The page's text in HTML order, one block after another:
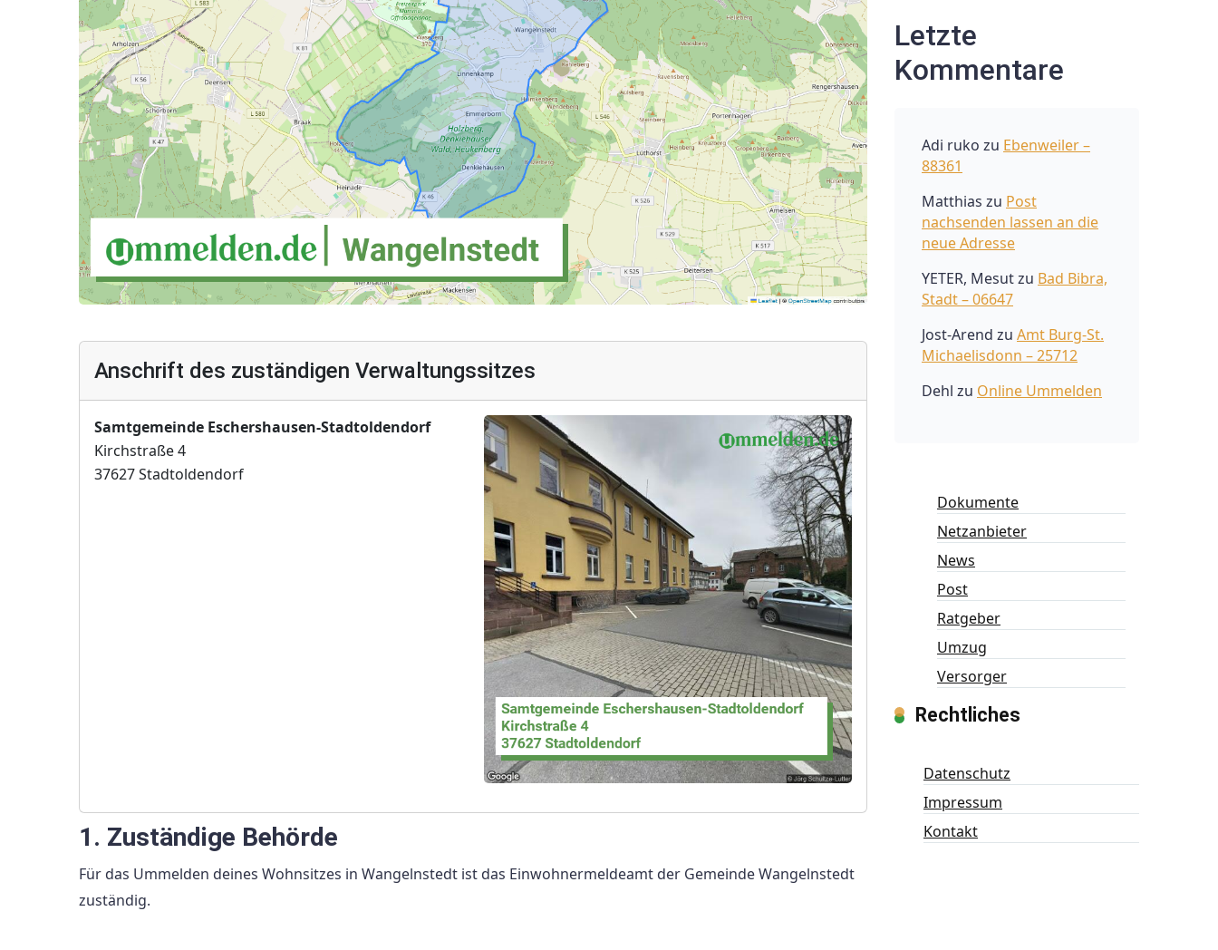
Anschrift des zuständigen Verwaltungssitzes
Samtgemeinde Eschershausen-Stadtoldendorf
Kirchstraße 4
37627 Stadtoldendorf
1. Zuständige Behörde
Für das Ummelden deines Wohnsitzes in Wangelnstedt ist das Einwohnermeldeamt der Gemeinde Wangelnstedt
zuständig.
Letzte
Kommentare
Adi ruko zu Ebenweiler –
88361
Matthias zu Post
nachsenden lassen an die
neue Adresse
YETER, Mesutzu Bad Bibra,
Stadt – 06647
Jost-Arend zu Amt Burg-St.
Michaelisdonn – 25712
Dehl zu Online Ummelden
Dokumente
Netzanbieter
News
Post
Ratgeber
Umzug
Versorger
Rechtliches
Datenschutz
Impressum
Kontakt